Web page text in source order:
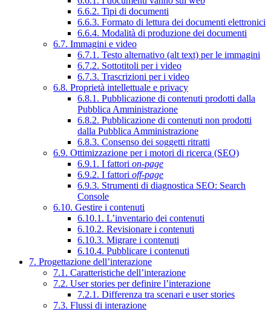
6.6.2. Tipi di documenti
6.6.3. Formato di lettura dei documenti elettronici
6.6.4. Modalità di produzione dei documenti
6.7. Immagini e video
6.7.1. Testo alternativo (alt text) per le immagini
6.7.2. Sottotitoli per i video
6.7.3. Trascrizioni per i video
6.8. Proprietà intellettuale e privacy
6.8.1. Pubblicazione di contenuti prodotti dalla
Pubblica Amministrazione
6.8.2. Pubblicazione di contenuti non prodotti
dalla Pubblica Amministrazione
6.8.3. Consenso dei soggetti ritratti
6.9. Ottimizzazione per i motori di ricerca (SEO)
6.9.1. I fattori on-page
6.9.2. I fattori off-page
6.9.3. Strumenti di diagnostica SEO: Search
Console
6.10. Gestire i contenuti
6.10.1. L’inventario dei contenuti
6.10.2. Revisionare i contenuti
6.10.3. Migrare i contenuti
6.10.4. Pubblicare i contenuti
7. Progettazione dell’interazione
7.1. Caratteristiche dell’interazione
7.2. User stories per definire l’interazione
7.2.1. Differenza tra scenari e user stories
7.3. Flussi di interazione